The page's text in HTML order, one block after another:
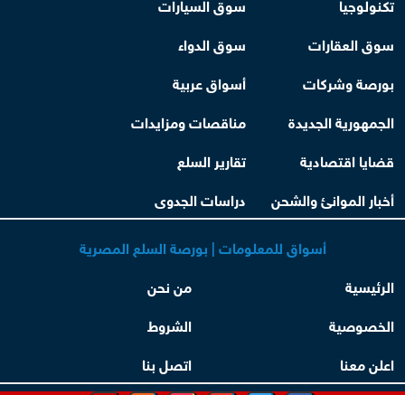
سوق العقارات
سوق الدواء
بورصة وشركات
أسواق عربية
الجمهورية الجديدة
مناقصات ومزايدات
قضايا اقتصادية
تقارير السلع
أخبار الموانئ والشحن
دراسات الجدوى
أسواق للمعلومات | بورصة السلع المصرية
الرئيسية
من نحن
الخصوصية
الشروط
اعلن معنا
اتصل بنا